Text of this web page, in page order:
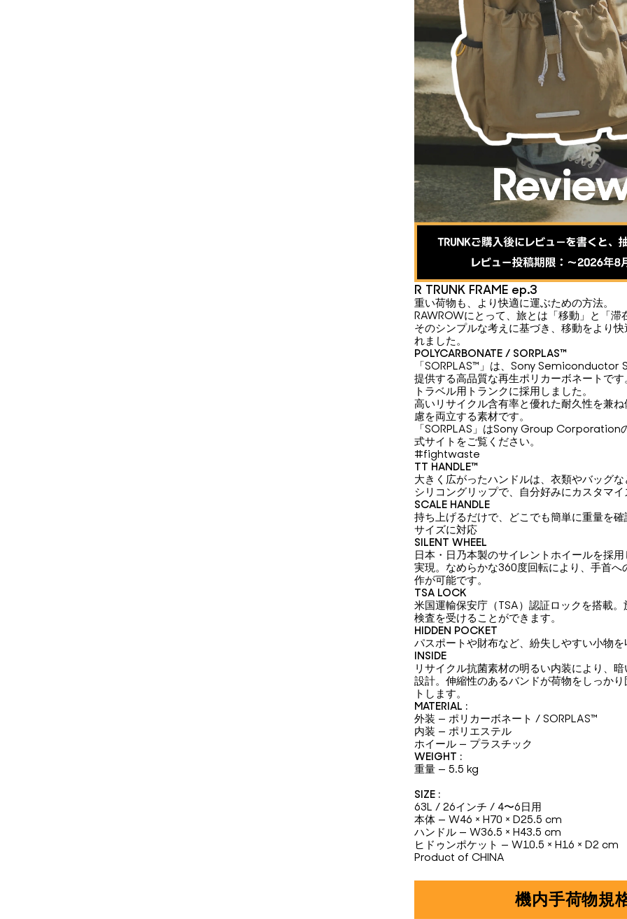
R TRUNK FRAME ep.3
重い荷物も、より快適に運ぶための方法。
RAWROWにとって、旅とは「移動」と「滞
そのシンプルな考えに基づき、移動をより
れました。
POLYCARBONATE / SORPLAS™
「SORPLAS™」は、Sony
提供する高品質な再生ポリカーボネートで
トラベル用トランクに採用しました。
高いリサイクル含有率と優れた耐久性を兼
慮を両立する素材です。
「SORPLAS」はSony Group Corporation
式サイトをご覧ください。
#fightwaste
TT HANDLE™
大きく広がったハンドルは、衣類やバッグ
シリコングリップで、自分好みにカスタマ
SCALE HANDLE
持ち上げるだけで、どこでも簡単に重量を
サイズに対応
SILENT WHEEL
日本・日乃本製のサイレントホイールを採
実現。なめらかな360度回転により、手首
作が可能です。
TSA LOCK
米国運輸保安庁（TSA）認証ロックを搭載
検査を受けることができます。
HIDDEN POCKET
パスポートや財布など、紛失しやすい小物
INSIDE
リサイクル抗菌素材の明るい内装により、
設計。伸縮性のあるバンドが荷物をしっか
トします。
MATERIAL :
外装 — ポリカーボネート / SORPLAS™
内装 — ポリエステル
ホイール — プラスチック
WEIGHT :
重量 — 5.5 kg
SIZE :
63L / 26インチ / 4〜6日用
本体 — W46 × H70 × D25.5 cm
ハンドル — W36.5 × H43.5 cm
ヒドゥンポケット — W10.5 × H16 × D2 cm
Product of CHINA
機内手荷物規